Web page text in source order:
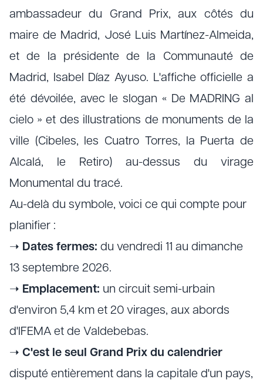
ambassadeur du Grand Prix, aux côtés du
maire de Madrid, José Luis Martínez-Almeida,
et de la présidente de la Communauté de
Madrid, Isabel Díaz Ayuso. L'affiche officielle a
été dévoilée, avec le slogan « De MADRING al
cielo » et des illustrations de monuments de la
ville (Cibeles, les Cuatro Torres, la Puerta de
Alcalá, le Retiro) au-dessus du virage
Monumental du tracé.
Au-delà du symbole, voici ce qui compte pour
planifier :
➝ Dates fermes: du vendredi 11 au dimanche
13 septembre 2026.
➝ Emplacement: un circuit semi-urbain
d'environ 5,4 km et 20 virages, aux abords
d'IFEMA et de Valdebebas.
➝ C'est le seul Grand Prix du calendrier
disputé entièrement dans la capitale d'un pays,